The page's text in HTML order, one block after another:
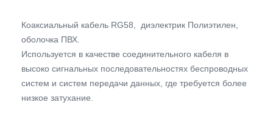
Коаксиальный кабель RG58, диэлектрик Полиэтилен,
оболочка ПВХ.
Используется в качестве соединительного кабеля в
высоко сигнальных последовательностях беспроводных
систем и систем передачи данных, где требуется более
низкое затухание.